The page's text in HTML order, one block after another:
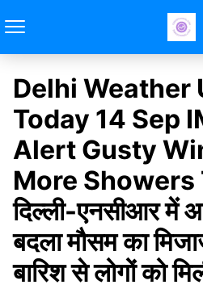
Delhi Weather
Today 14 Sep
Alert Gusty
More Showers
दिल्ली-एनसीआर में
बदला मौसम का
बारिश से लोगों को